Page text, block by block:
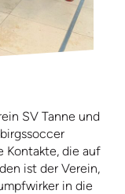
SV Tanne und
Kontakte, die auf
ist der Verein,
in die